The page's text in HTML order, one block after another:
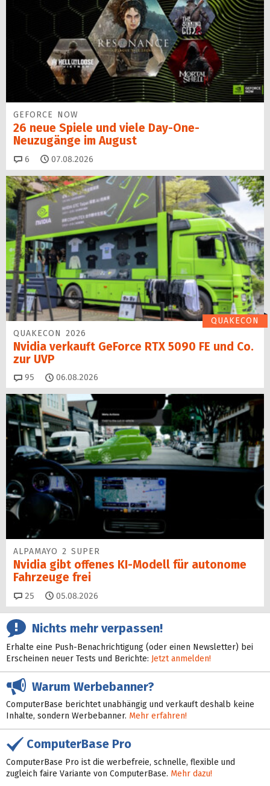
GEFORCE NOW
26 neue Spiele und viele Day-One-
Neuzugänge im August
6 Kommentare
07.08.2026
QUAKECON
QUAKECON 2026
Nvidia verkauft GeForce RTX 5090 FE und Co.
zur UVP
95 Kommentare
06.08.2026
ALPAMAYO 2 SUPER
Nvidia gibt offenes KI-Modell für autonome
Fahrzeuge frei
25 Kommentare
05.08.2026
Nichts mehr verpassen!
Erhalte eine Push-Benachrichtigung (oder einen Newsletter) bei
Erscheinen neuer Tests und Berichte: Jetzt anmelden!
Warum Werbebanner?
ComputerBase berichtet unabhängig und verkauft deshalb keine
Inhalte, sondern Werbebanner. Mehr erfahren!
ComputerBase Pro
ComputerBase Pro ist die werbefreie, schnelle, flexible und
zugleich faire Variante von ComputerBase. Mehr dazu!